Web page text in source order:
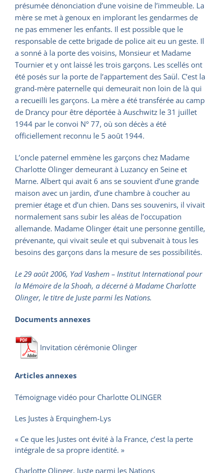
présumée dénonciation d’une voisine de l’immeuble. La
mère se met à genoux en implorant les gendarmes de
ne pas emmener les enfants. Il est possible que le
responsable de cette brigade de police ait eu un geste. Il
a sonné à la porte des voisins, Monsieur et Madame
Tournier et y ont laissé les trois garçons. Les scellés ont
été posés sur la porte de l’appartement des Saül. C’est la
grand-mère paternelle qui demeurait non loin de là qui
a recueilli les garçons. La mère a été transférée au camp
de Drancy pour être déportée à Auschwitz le 31 juillet
1944 par le convoi N° 77, où son décès a été
officiellement reconnu le 5 août 1944.
L’oncle paternel emmène les garçons chez Madame
Charlotte Olinger demeurant à Luzancy en Seine et
Marne. Albert qui avait 6 ans se souvient d’une grande
maison avec un jardin, d’une chambre à coucher au
premier étage et d’un chien. Dans ses souvenirs, il vivait
normalement sans subir les aléas de l’occupation
allemande. Madame Olinger était une personne gentille,
prévenante, qui vivait seule et qui subvenait à tous les
besoins des garçons dans la mesure de ses possibilités.
Le 29 août 2006, Yad Vashem – Institut International pour
la Mémoire de la Shoah, a décerné à Madame Charlotte
Olinger, le titre de Juste parmi les Nations.
Documents annexes
Invitation cérémonie Olinger
Articles annexes
Témoignage vidéo pour Charlotte OLINGER
Les Justes à Erquinghem-Lys
« Ce que les Justes ont évité à la France, c’est la perte
intégrale de sa propre identité. »
Charlotte Olinger, Juste parmi les Nations